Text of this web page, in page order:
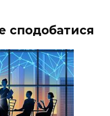
сподобатися